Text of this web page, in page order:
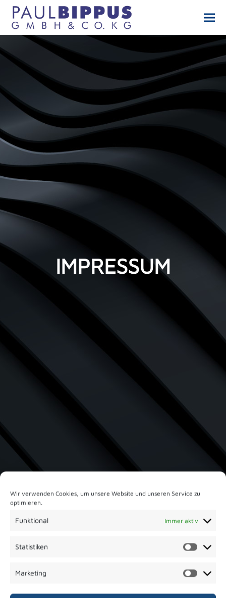
Wir verwenden Cookies, um unsere Website und unseren Service zu
optimieren.
Funktional Immer aktiv
Statistiken
Marketing
IMPRESSUM
Härlestraße 31